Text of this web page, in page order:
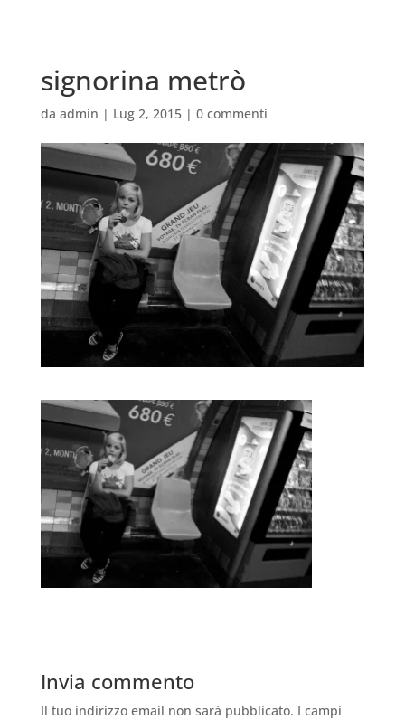
signorina metrò
da admin | Lug 2, 2015| 0 commenti
Invia commento
Il tuo indirizzo email non sarà pubblicato. I campi